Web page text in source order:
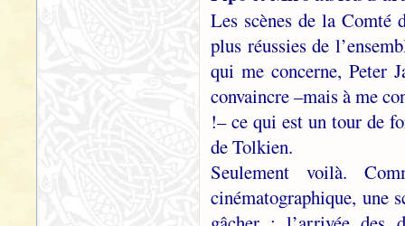
Les scènes de la Comté
plus réussies de
qui me concerne, Peter
convaincre –mais à me
!– ce qui est un tour de
de Tolkien.
Seulement voilà.
cinématographique, une